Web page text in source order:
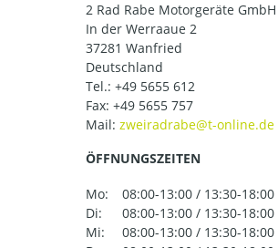
2 Rad Rabe Motorgeräte GmbH
In der Werraaue 2
37281 Wanfried
Deutschland
Tel.: +49 5655 612
Fax: +49 5655 757
Mail:
ÖFFNUNGSZEITEN
Mo:
08:00-13:00 / 13:30-
Di:
08:00-13:00 / 13:30-
Mi:
08:00-13:00 / 13:30-